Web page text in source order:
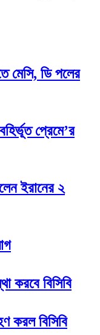
মেসি, ডি পলের
প্রেমে’র
ইরানের ২
করবে বিসিবি
করল বিসিবি